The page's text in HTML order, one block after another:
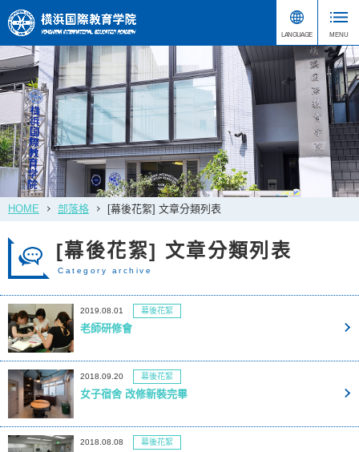
HOME 部落格 [幕後花絮] 文章分類列表
[幕後花絮] 文章分類列表
Category archive
2019.08.01 幕後花絮
老師研修會
2018.09.20 幕後花絮
女子宿舍 改修新裝完畢
2018.08.08 幕後花絮